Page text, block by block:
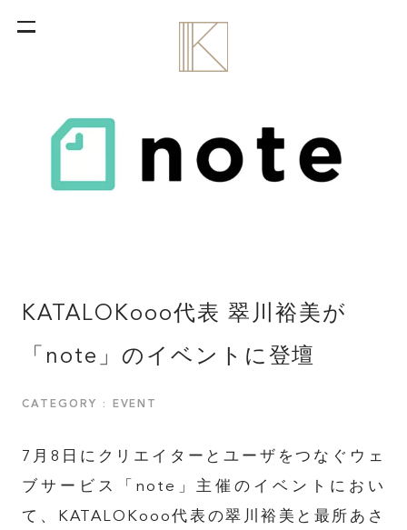
KATALOKooo代表 翠川裕美が
「note」のイベントに登壇
CATEGORY : EVENT
7月8日にクリエイターとユーザをつなぐウェ
ブサービス「note」主催のイベントにおい
て、KATALOKooo代表の翠川裕美と最所あさ